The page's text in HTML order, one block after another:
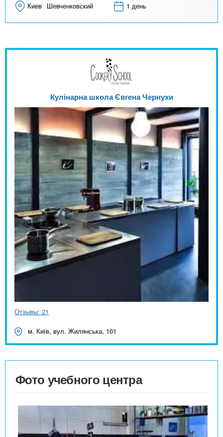
Киев Шевченковский 1 день
Кулінарна школа Євгена Чернухи
Отзывы: 21
м. Київ, вул. Жилянська, 101
Фото учебного центра